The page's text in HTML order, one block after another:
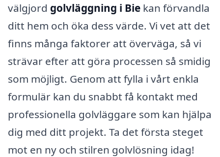
välgjord golvläggning i Bie kan förvandla
ditt hem och öka dess värde. Vi vet att det
finns många faktorer att överväga, så vi
strävar efter att göra processen så smidig
som möjligt. Genom att fylla i vårt enkla
formulär kan du snabbt få kontakt med
professionella golvläggare som kan hjälpa
dig med ditt projekt. Ta det första steget
mot en ny och stilren golvlösning idag!